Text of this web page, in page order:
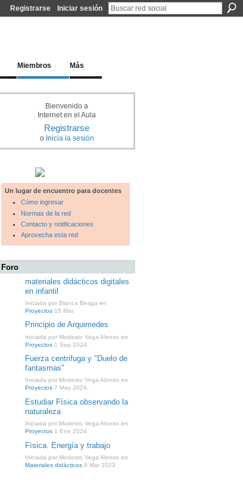
Registrarse Iniciar sesión
Miembros Más
Bienvenido a
Internet en el Aula
Registrarse
o Inicia la sesión
Un lugar de encuentro para docentes
Cómo ingresar
Normas de la red
Contacto y notificaciones
Aprovecha esta red
Foro
materiales didácticos digitales
en infantil
Iniciada por Blanca Besga en
Proyectos 15 Mar.
Principio de Arquimedes
Iniciada por Modesto Vega Alonso en
Proyectos 1 Sep 2024.
Fuerza centrifuga y "Duelo de
fantasmas"
Iniciada por Modesto Vega Alonso en
Proyectos 7 May 2024.
Estudiar Física observando la
naturaleza
Iniciada por Modesto Vega Alonso en
Proyectos 1 Ene 2024.
Física. Energía y trabajo
Iniciada por Modesto Vega Alonso en
Materiales didácticos 8 Mar 2023.